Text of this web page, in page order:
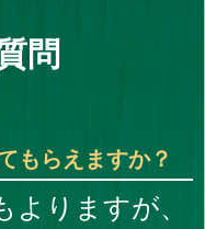
問
もらえますか？
よりますが、